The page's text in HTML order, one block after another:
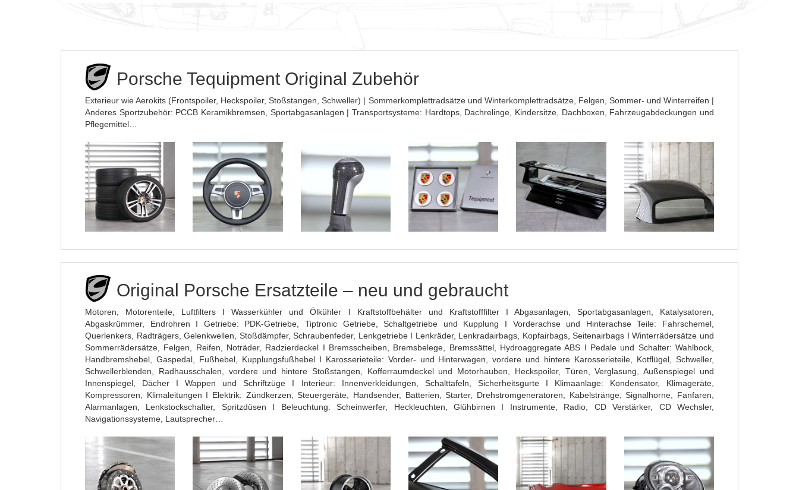
Porsche Tequipment Original Zubehör
Exterieur wie Aerokits (Frontspoiler, Heckspoiler, Stoßstangen, Schweller) | Sommerkomplettradsätze und Winterkomplettradsätze, Felgen, Sommer- und Winterreifen |
Anderes Sportzubehör: PCCB Keramikbremsen, Sportabgasanlagen | Transportsysteme: Hardtops, Dachrelinge, Kindersitze, Dachboxen, Fahrzeugabdeckungen und
Pflegemittel…
Original Porsche Ersatzteile – neu und gebraucht
Motoren, Motorenteile, Luftfilters I Wasserkühler und Ölkühler I Kraftstoffbehälter und Kraftstofffilter I Abgasanlagen, Sportabgasanlagen, Katalysatoren,
Abgaskrümmer, Endrohren I Getriebe: PDK-Getriebe, Tiptronic Getriebe, Schaltgetriebe und Kupplung I Vorderachse und Hinterachse Teile: Fahrschemel,
Querlenkers, Radträgers, Gelenkwellen, Stoßdämpfer, Schraubenfeder, Lenkgetriebe I Lenkräder, Lenkradairbags, Kopfairbags, Seitenairbags I Winterrädersätze und
Sommerrädersätze, Felgen, Reifen, Noträder, Radzierdeckel I Bremsscheiben, Bremsbelege, Bremssättel, Hydroaggregate ABS I Pedale und Schalter: Wahlbock,
Handbremshebel, Gaspedal, Fußhebel, Kupplungsfußhebel I Karosserieteile: Vorder- und Hinterwagen, vordere und hintere Karosserieteile, Kotflügel, Schweller,
Schwellerblenden, Radhausschalen, vordere und hintere Stoßstangen, Kofferraumdeckel und Motorhauben, Heckspoiler, Türen, Verglasung, Außenspiegel und
Innenspiegel, Dächer I Wappen und Schriftzüge I Interieur: Innenverkleidungen, Schalttafeln, Sicherheitsgurte I Klimaanlage: Kondensator, Klimageräte,
Kompressoren, Klimaleitungen I Elektrik: Zündkerzen, Steuergeräte, Handsender, Batterien, Starter, Drehstromgeneratoren, Kabelstränge, Signalhorne, Fanfaren,
Alarmanlagen, Lenkstockschalter, Spritzdüsen I Beleuchtung: Scheinwerfer, Heckleuchten, Glühbirnen I Instrumente, Radio, CD Verstärker, CD Wechsler,
Navigationssysteme, Lautsprecher…